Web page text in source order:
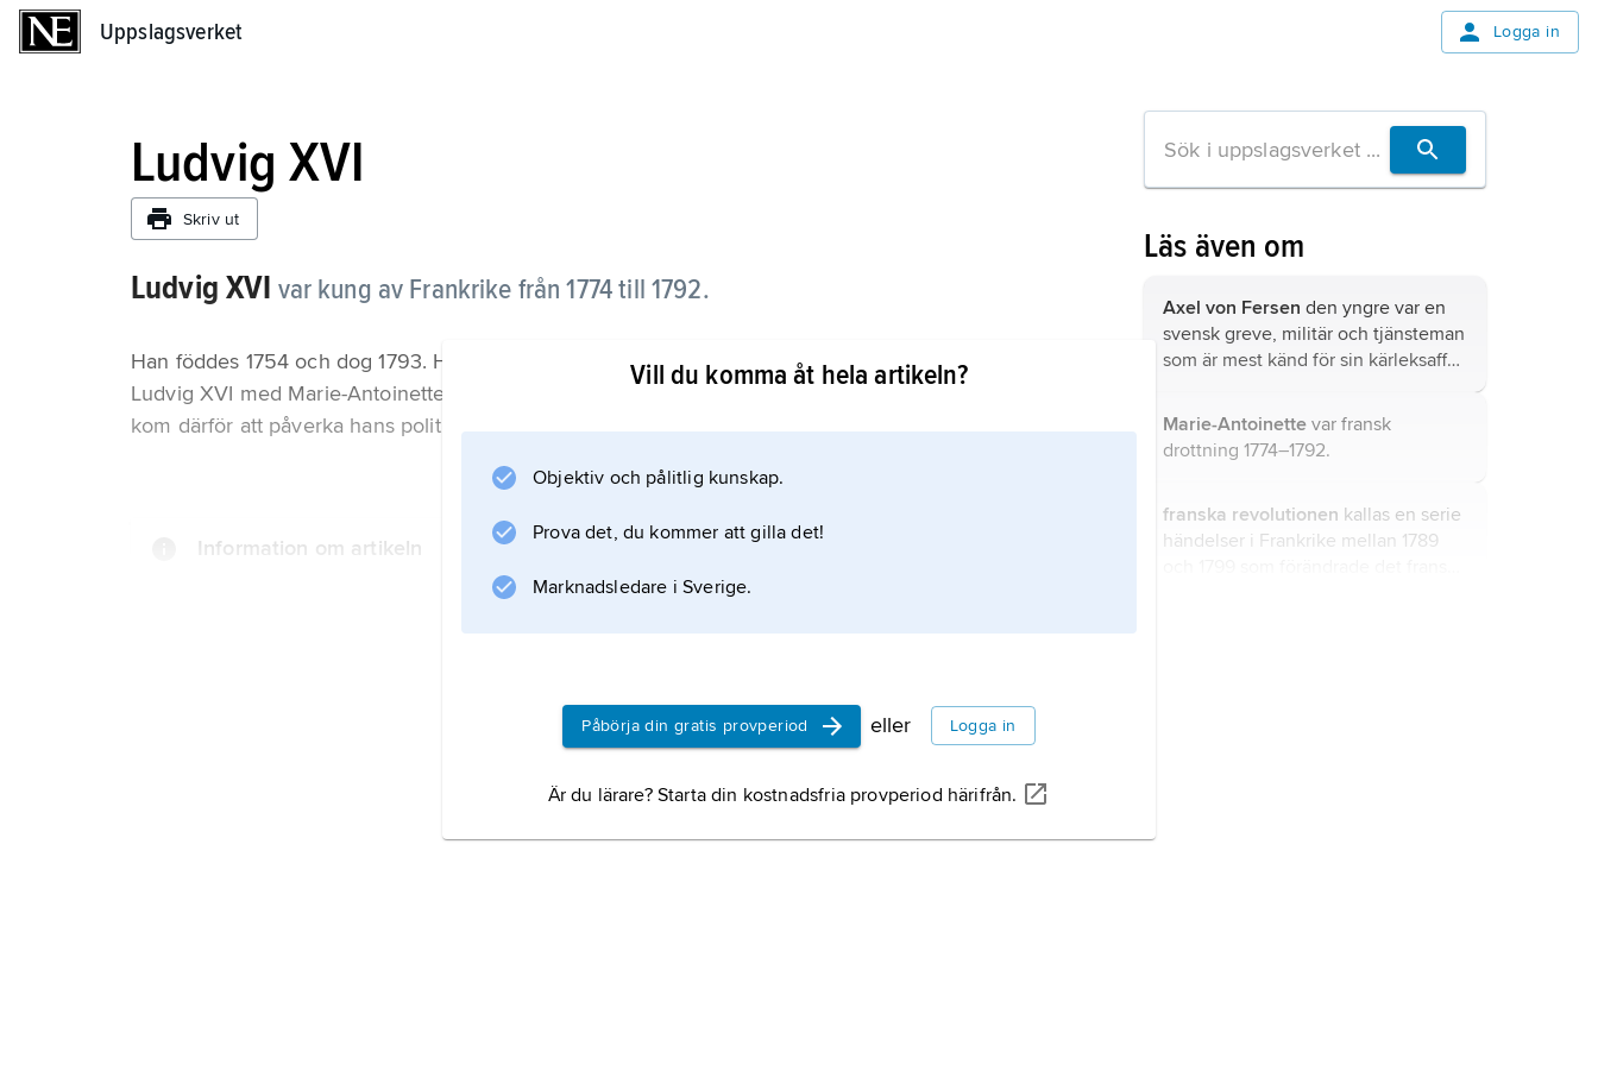
Uppslagsverket Logga in
Ludvig XVI
Skriv ut
LudvigXVI var kung av Frankrike från 1774 till 1792.
Han föddes 1754 och dog 1793. Han ärvde tronen av sin farfar, Ludvig XV. År 1770 gifte sig
Ludvig XVI med Marie-Antoinette av Österrike. Hon var ofta mer beslutsam än kungen, och
kom därför att påverka hans politiska beslut.
Information om artikeln
Vill du komma åt hela artikeln?
Objektiv och pålitlig kunskap.
Prova det, du kommer att gilla det!
Marknadsledare i Sverige.
Påbörja din gratis provperiod eller Logga in
Är du lärare? Starta din kostnadsfria provperiod härifrån.
Läs även om
Axel von Fersen den yngre var en
svensk greve, militär och tjänsteman
som är mest känd för sin kärleksaffär
Antoinette.
Marie-Antoinette var fransk
drottning 1774–1792.
franska revolutionen kallas en serie
händelser i Frankrike mellan 1789